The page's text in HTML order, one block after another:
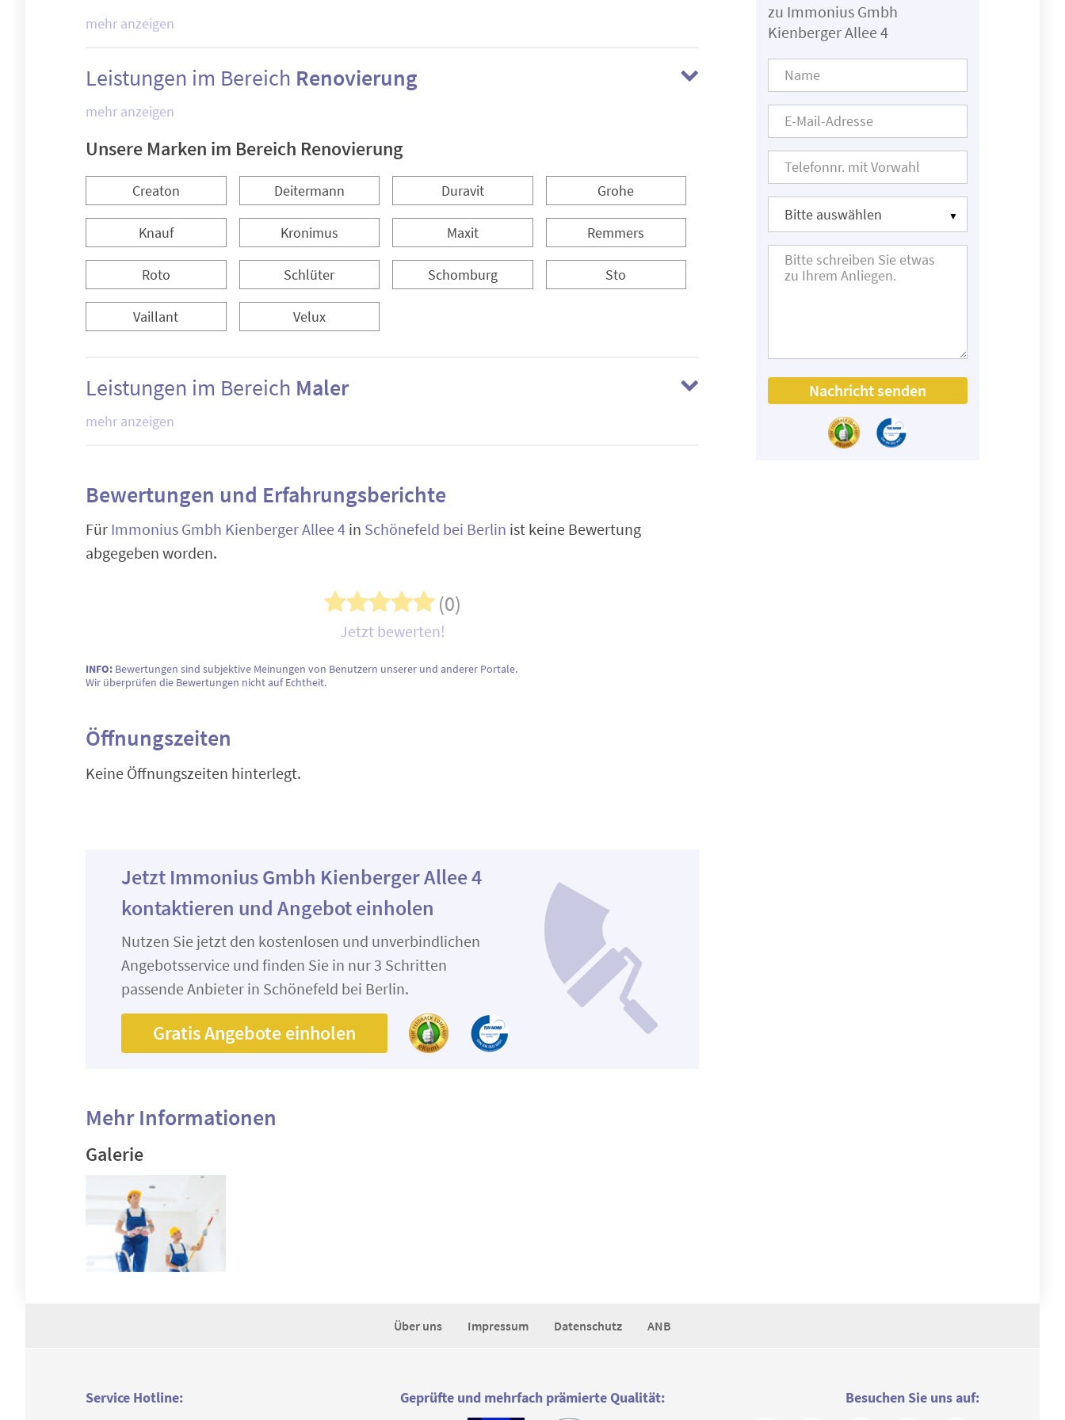
mehr anzeigen
Leistungen im Bereich Renovierung
mehr anzeigen
Unsere Marken im Bereich Renovierung
Creaton Deitermann Duravit Grohe
Knauf Kronimus Maxit Remmers
Roto Schlüter Schomburg Sto
Vaillant Velux
Leistungen im Bereich Maler
mehr anzeigen
Bewertungen und Erfahrungsberichte
Für Immonius Gmbh Kienberger Allee 4 in Schönefeld bei Berlin ist keine Bewertung
abgegeben worden.
(0)
Jetzt bewerten!
INFO: Bewertungen sind subjektive Meinungen von Benutzern unserer und anderer Portale.
Wir überprüfen die Bewertungen nicht auf Echtheit.
Öffnungszeiten
Keine Öffnungszeiten hinterlegt.
Jetzt Immonius Gmbh Kienberger Allee 4
kontaktieren und Angebot einholen
Nutzen Sie jetzt den kostenlosen und unverbindlichen
Angebotsservice und finden Sie in nur 3 Schritten
passende Anbieter in Schönefeld bei Berlin.
Gratis Angebote einholen
Mehr Informationen
Galerie
zu Immonius Gmbh
Kienberger Allee 4
Nachricht senden
Über uns Impressum Datenschutz ANB
Service Hotline: Besuchen Sie uns auf:
Geprüfte und mehrfach prämierte Qualität: